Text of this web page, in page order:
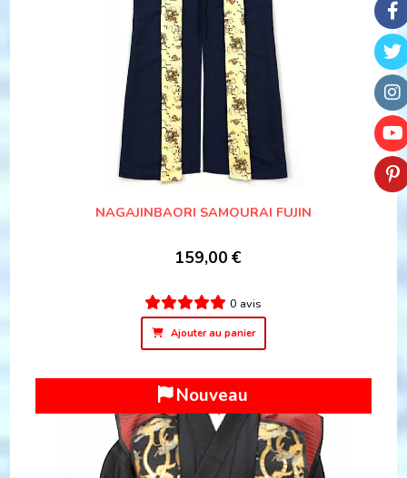
NAGAJINBAORI SAMOURAI FUJIN
159,00 €
0 avis
Ajouter au panier
Nouveau